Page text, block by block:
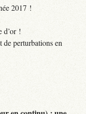
2017 !
d’or !
de perturbations en